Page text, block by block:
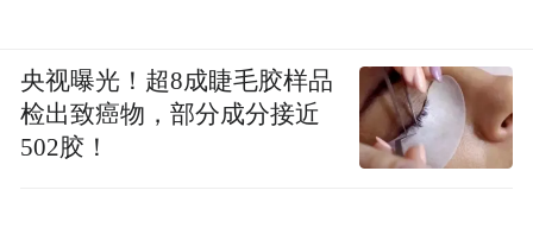
央视曝光！超8成睫毛胶样品
检出致癌物，部分成分接近
502胶！